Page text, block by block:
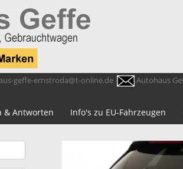
geffe-ernstroda@t-online.de Autohaus
& Antworten Info's zu EU-Fahrzeugen